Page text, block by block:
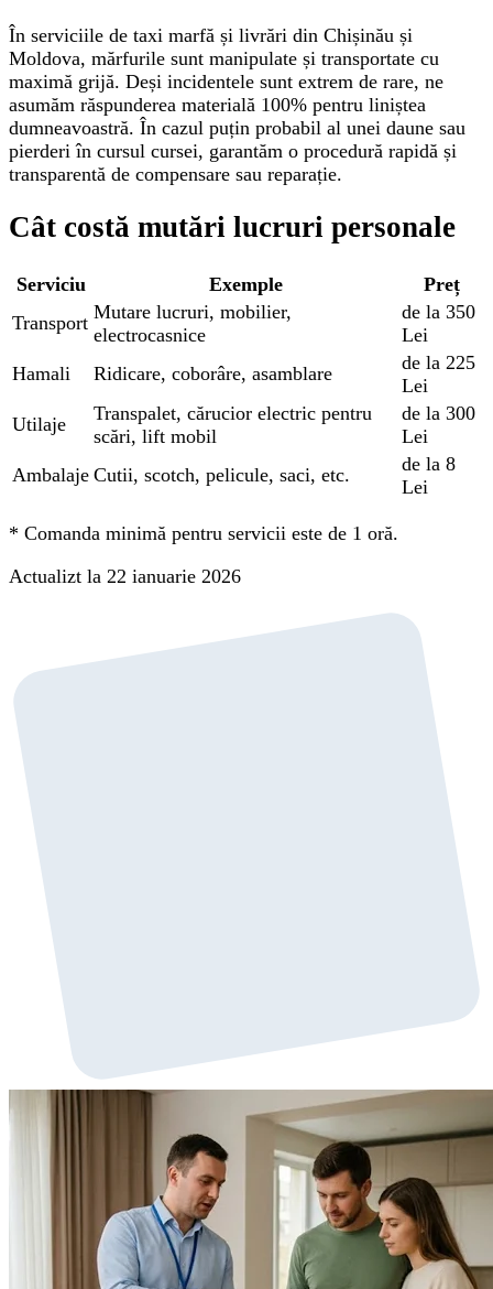
În serviciile de taxi marfă și livrări din Chișinău și
Moldova, mărfurile sunt manipulate și transportate cu
maximă grijă. Deși incidentele sunt extrem de rare, ne
asumăm răspunderea materială 100% pentru liniștea
dumneavoastră. În cazul puțin probabil al unei daune sau
pierderi în cursul cursei, garantăm o procedură rapidă și
transparentă de compensare sau reparație.
Cât costă mutări lucruri personale
Serviciu Exemple
Preț
Transport Mutare lucruri, mobilier,
electrocasnice
de la 350
Lei
Hamali
Ridicare, coborâre, asamblare
de la 225
Lei
Utilaje
Transpalet, cărucior electric pentru
scări, lift mobil
de la 300
Lei
Ambalaje Cutii, scotch, pelicule, saci, etc.
de la 8
Lei
* Comanda minimă pentru servicii este de 1 oră.
Actualizt la 22 ianuarie 2026